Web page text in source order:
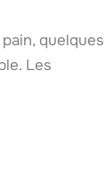
quelques
Les